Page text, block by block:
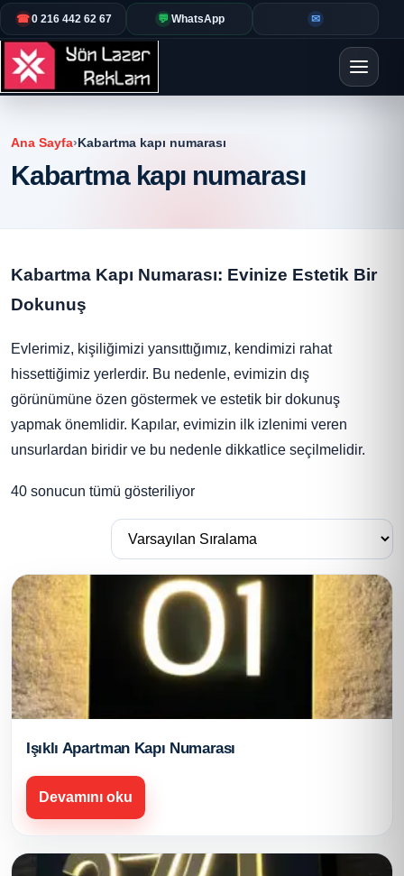
☎0 216 442 62 67 💬 WhatsApp ✉
Ana Sayfa›Kabartma kapı numarası
Kabartma kapı numarası
Kabartma Kapı Numarası: Evinize Estetik Bir
Dokunuş
Evlerimiz, kişiliğimizi yansıttığımız, kendimizi rahat
hissettiğimiz yerlerdir. Bu nedenle, evimizin dış
görünümüne özen göstermek ve estetik bir dokunuş
yapmak önemlidir. Kapılar, evimizin ilk izlenimi veren
unsurlardan biridir ve bu nedenle dikkatlice seçilmelidir.
40 sonucun tümü gösteriliyor
Işıklı Apartman Kapı Numarası
Devamını oku